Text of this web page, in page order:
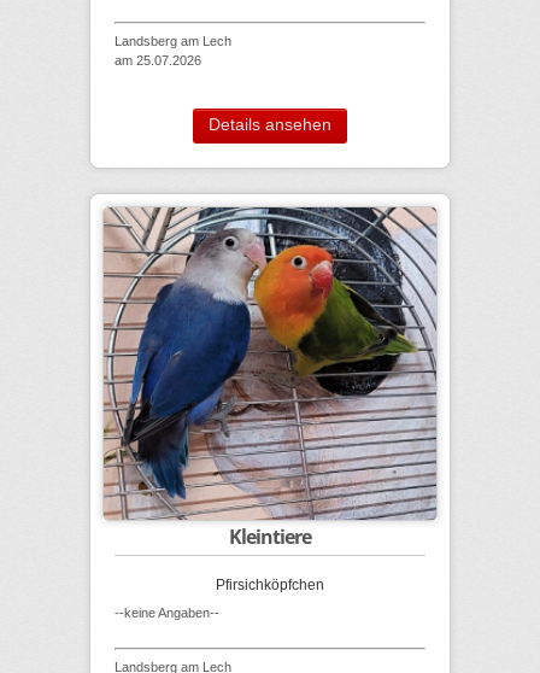
Landsberg am Lech
am 25.07.2026
Details ansehen
Kleintiere
Pfirsichköpfchen
--keine Angaben--
Landsberg am Lech